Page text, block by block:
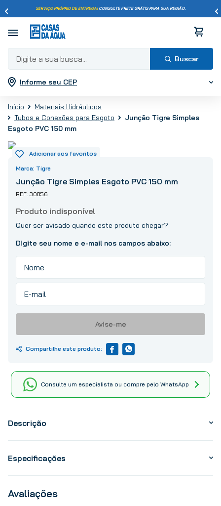
SERVIÇO PRÓPRIO DE ENTREGA!CONSULTE FRETE GRÁTIS PARA SUA REGIÃO.
Digite a sua busca...
Informe seu CEP
Materiais Hidráulicos
Tubos e Conexões para Esgoto
Junção Tigre Simples
Esgoto PVC 150 mm
Tigre
Junção Tigre Simples Esgoto PVC 150 mm
30856
Avise-me
Consulte um especialista ou compre pelo WhatsApp
Descrição
Especificações
Avaliações
Termos mais buscados
2
porcelanato
3º
piso
5
º
vaso sanitário
6º
torneira
7º
chuveiro
8º
cimento
9º
telha
10º tinta